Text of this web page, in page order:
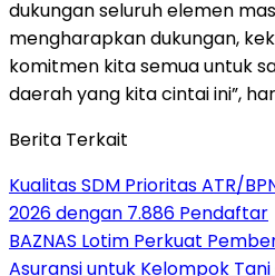
dukungan seluruh elemen
mengharapkan dukungan,
komitmen kita semua untuk
daerah yang kita cintai ini”,
Berita Terkait
Kualitas SDM Prioritas ATR/
2026 dengan 7.886 Pendaftar
BAZNAS Lotim Perkuat
Asuransi untuk Kelompok